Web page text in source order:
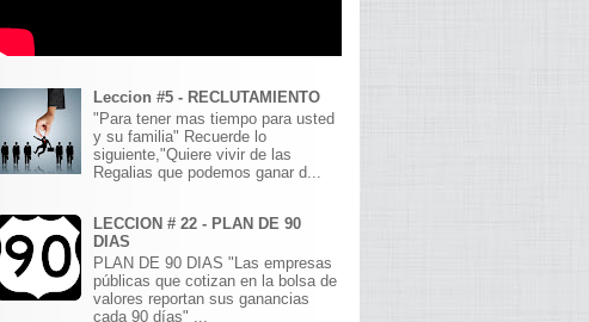
Leccion #5 - RECLUTAMIENTO
"Para tener mas tiempo para usted
y su familia" Recuerde lo
siguiente,"Quiere vivir de las
Regalias que podemos ganar d...
LECCION # 22 - PLAN DE 90
DIAS
PLAN DE 90 DIAS "Las empresas
públicas que cotizan en la bolsa de
valores reportan sus ganancias
cada 90 días" ...